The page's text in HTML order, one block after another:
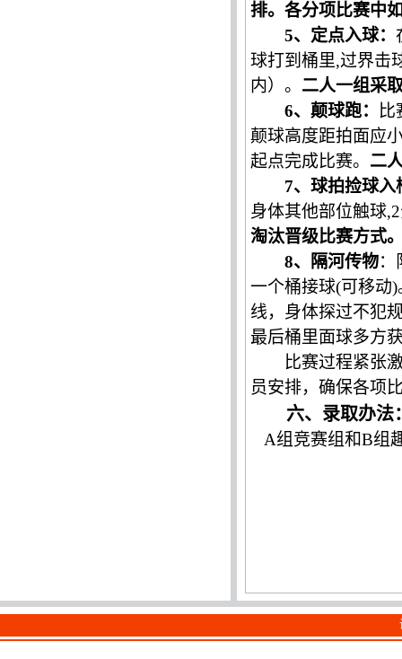
排。各分项比赛中
5、定点入球：
球打到桶里,过界击
内）。 二人一组采
6、颠球跑：
颠球高度距拍面应
起点完成比赛。 二
7、球拍捡球入
身体其他部位触球
淘汰晋级比赛方式
8、隔河传物：
一个桶接球(可移动
线，身体探过不犯
最后桶里面球多方
比赛过程紧张
员安排，确保各项
六、录取办法
A组竞赛组和B组